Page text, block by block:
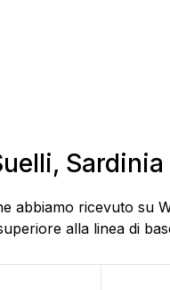
Sardinia
abbiamo ricevuto su
alla linea di